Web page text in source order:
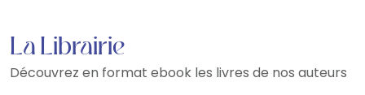
La Librairie
Découvrez en format ebook les livres de nos auteurs